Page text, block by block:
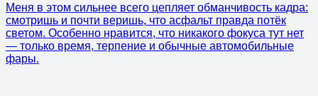
Меня в этом сильнее всего цепляет обманчивость кадра:
смотришь и почти веришь, что асфальт правда потёк
светом. Особенно нравится, что никакого фокуса тут нет
— только время, терпение и обычные автомобильные
фары.